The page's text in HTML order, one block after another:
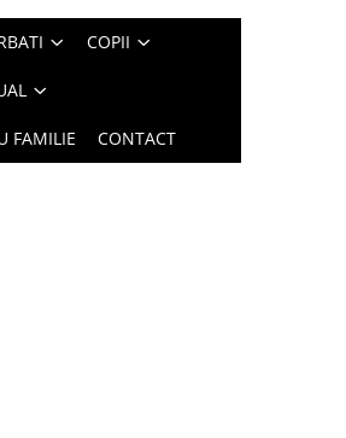
COPII
FAMILIE CONTACT